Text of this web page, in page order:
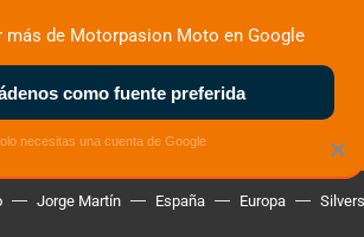
DEPORTIVAS MOTOS ELÉCTRICAS
Jorge Martín España Europa
×
más de Motorpasion Moto en Google
como fuente preferida
necesitas una cuenta de Google